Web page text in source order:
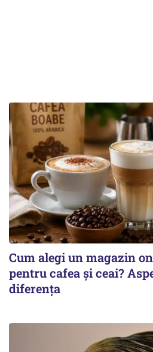
Cum alegi un magazin
pentru cafea și ceai?
diferența